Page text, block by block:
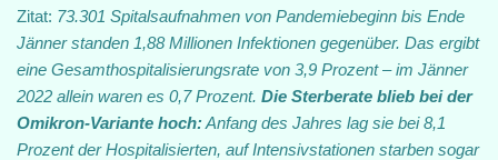
Zitat: 73.301 Spitalsaufnahmen von Pandemiebeginn bis Ende
Jänner standen 1,88 Millionen Infektionen gegenüber. Das ergibt
eine Gesamthospitalisierungsrate von 3,9 Prozent – im Jänner
2022 allein waren es 0,7 Prozent. Die Sterberate blieb bei der
Omikron-Variante hoch:Anfang des Jahres lag sie bei 8,1
Prozent der Hospitalisierten, auf Intensivstationen starben sogar